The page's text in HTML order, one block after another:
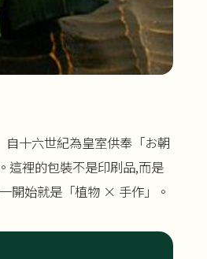
十六世紀為皇室供奉「お朝
這裡的包裝不是印刷品,而是
開始就是「植物 × 手作」。